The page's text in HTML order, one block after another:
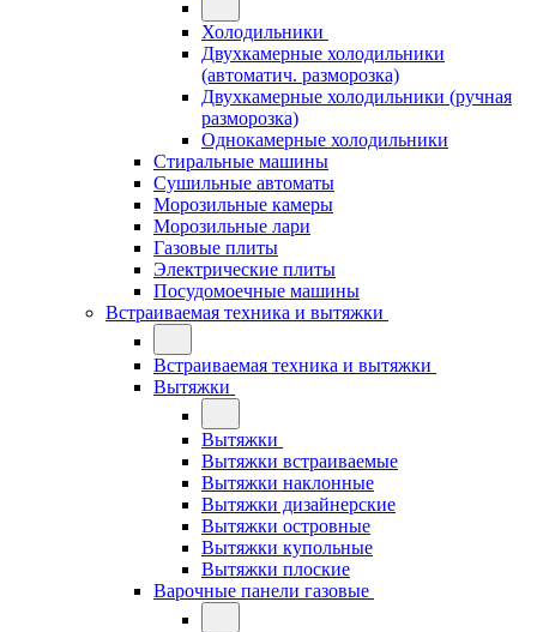
Холодильники
Двухкамерные холодильники
(автоматич. разморозка)
Двухкамерные холодильники (ручная
разморозка)
Однокамерные холодильники
Стиральные машины
Сушильные автоматы
Морозильные камеры
Морозильные лари
Газовые плиты
Электрические плиты
Посудомоечные машины
Встраиваемая техника и вытяжки
Встраиваемая техника и вытяжки
Вытяжки
Вытяжки
Вытяжки встраиваемые
Вытяжки наклонные
Вытяжки дизайнерские
Вытяжки островные
Вытяжки купольные
Вытяжки плоские
Варочные панели газовые